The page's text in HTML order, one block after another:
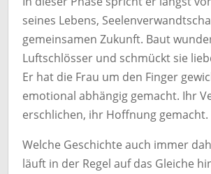
seines Lebens,
gemeinsamen Zukunft. Baut
Luftschlösser und schmückt sie
Er hat die Frau um den Finger
emotional abhängig gemacht. Ihr
erschlichen, ihr Hoffnung gemacht.
Welche Geschichte auch immer
läuft in der Regel auf das Gleiche